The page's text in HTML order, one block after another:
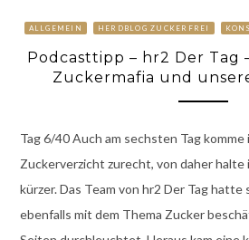
ALLGEMEIN HERDBLOG ZUCKERFREI
Podcasttipp – hr2 Der Tag
Zuckermafia und
Tag 6/40 Auch am sechsten Tag
Zuckerverzicht zurecht, von daher
kürzer. Das Team von hr2 Der Tag
ebenfalls mit dem Thema Zucker